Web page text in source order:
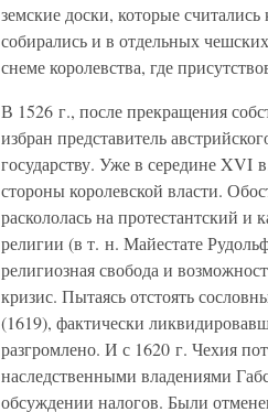
земские доски, которые
собирались и в отдельных
снеме королевства, где
В 1526 г., после прекращения
избран представитель
государству. Уже в середине XVI
стороны королевской власти.
раскололась на протестантский и
религии (в т. н. Майестате
религиозная свобода и
кризис. Пытаясь отстоять
(1619), фактически
разгромлено. И с 1620 г. Чехия
наследственными владениями
обсуждении налогов. Были